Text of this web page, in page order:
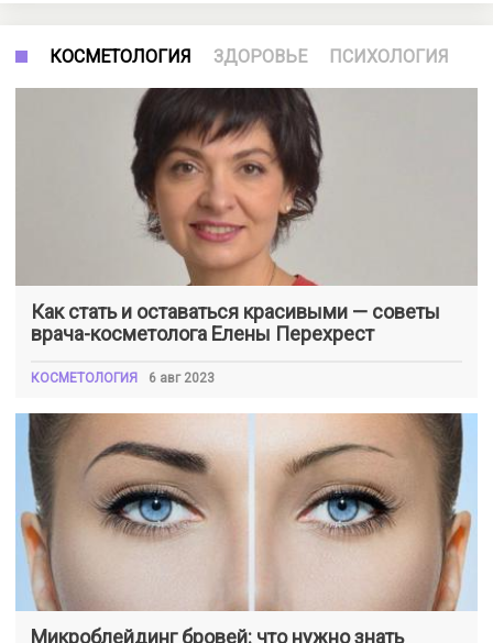
КОСМЕТОЛОГИЯ ЗДОРОВЬЕ ПСИХОЛОГИЯ
Как стать и оставаться красивыми — советы
врача-косметолога Елены Перехрест
КОСМЕТОЛОГИЯ 6 авг 2023
Микроблейдинг бровей: что нужно знать